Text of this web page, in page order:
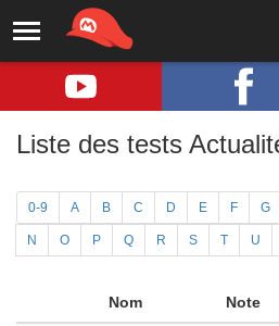
Liste des tests
0-9 A B C D E F G
N O P Q R S T U
Nom Note